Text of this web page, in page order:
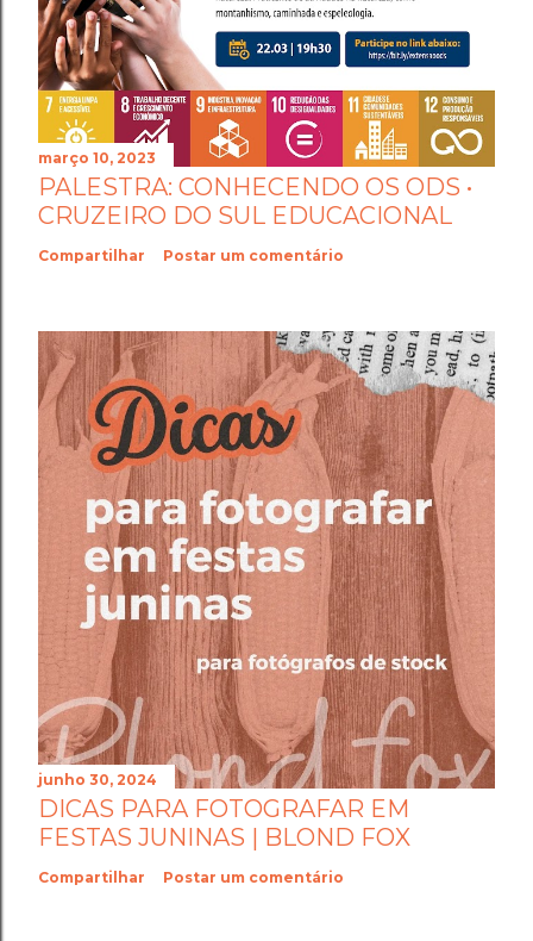
março 10, 2023
PALESTRA: CONHECENDO OS ODS •
CRUZEIRO DO SUL EDUCACIONAL
Compartilhar Postar um comentário
junho 30, 2024
DICAS PARA FOTOGRAFAR EM
FESTAS JUNINAS | BLOND FOX
Compartilhar Postar um comentário